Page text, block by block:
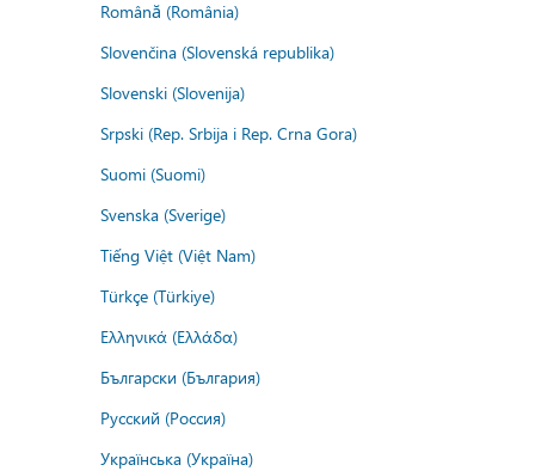
Română (România)
Slovenčina (Slovenská republika)
Slovenski (Slovenija)
Srpski (Rep. Srbija i Rep. Crna Gora)
Suomi (Suomi)
Svenska (Sverige)
Tiếng Việt (Việt Nam)
Türkçe (Türkiye)
Ελληνικά (Ελλάδα)
Български (България)
Русский (Россия)
Українська (Україна)